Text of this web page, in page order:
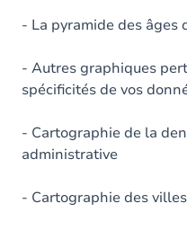
- La pyramide des âges
- Autres graphiques
spécificités de vos
- Cartographie de la
administrative
- Cartographie des